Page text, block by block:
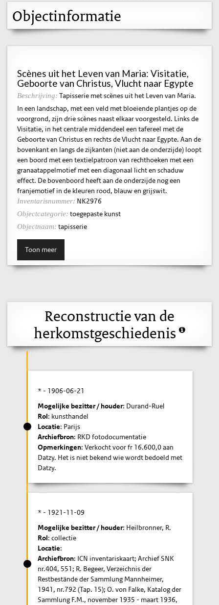
Objectinformatie
Scènes uit het Leven van Maria: Visitatie,
Geboorte van Christus, Vlucht naar Egypte
Beschrijving: Tapisserie met scènes uit het Leven van Maria.
In een landschap, met een veld met bloeiende plantjes op de
voorgrond, zijn drie scènes naast elkaar voorgesteld. Links de
Visitatie, in het centrale middendeel een tafereel met de
Geboorte van Christus en rechts de Vlucht naar Egypte. Aan de
bovenkant en langs de zijkanten (niet aan de onderzijde) loopt
een boord met een textielpatroon van rechthoeken met een
granaatappelmotief met een diagonaal licht en schaduw
effect. De bovenboord heeft aan de onderzijde nog een
franjemotief in de kleuren rood, blauw en grijswit.
Inventarisnummer: NK2976
Objectcategorie: toegepaste kunst
Objectnaam: tapisserie
Toon meer
Reconstructie van de
herkomstgeschiedenis
* - 1906-06-21
Mogelijke bezitter / houder: Durand-Ruel
Rol: kunsthandel
Locatie: Parijs
Archiefbron: RKD fotodocumentatie
Opmerkingen: Verkocht voor fr 16.600,0 aan
Datzy. Het is niet bekend wie wordt bedoeld met
Datzy.
* - 1921-11-09
Mogelijke bezitter / houder: Heilbronner, R.
Rol: collectie
Locatie:
Archiefbron: ICN inventariskaart; Archief SNK
nr.404, 551; R. Begeer, Verzeichnis der
Restbestände der Sammlung Mannheimer,
1941, nr.792 (Tap. 15); O. von Falke, Katalog der
Sammlung F.M., november 1935 - maart 1936,